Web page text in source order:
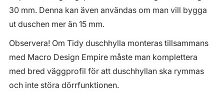
30 mm. Denna kan även användas om man vill bygga
ut duschen mer än 15 mm.
Observera! Om Tidy duschhylla monteras tillsammans
med Macro Design Empire måste man komplettera
med bred väggprofil för att duschhyllan ska rymmas
och inte störa dörrfunktionen.